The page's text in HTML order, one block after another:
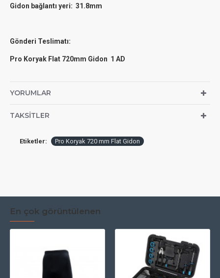
Gidon bağlantı yeri: 31.8mm
Gönderi Teslimatı:
Pro Koryak Flat 720mm Gidon 1 AD
YORUMLAR
TAKSITLER
Etiketler: Pro Koryak 720 mm Flat Gidon
En çok görüntülenen